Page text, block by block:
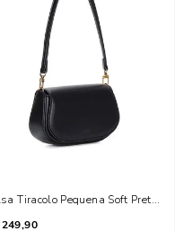
Dupla
Tiracolo Pequena Soft Preta
249,90